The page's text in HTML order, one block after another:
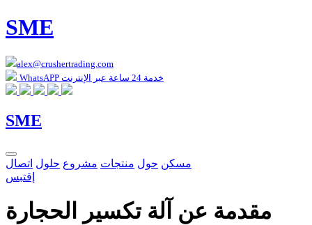
SME
alex@crushertrading.com
WhatsAPP خدمة 24 ساعة عبر الإنترنت
SME
مسكن حول منتجات مشروع حلول اتصال
إقتبس
مقدمة عن آلة تكسير الحجارة